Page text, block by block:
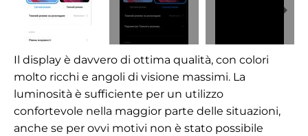
Il display è davvero di ottima qualità, con colori
molto ricchi e angoli di visione massimi. La
luminosità è sufficiente per un utilizzo
confortevole nella maggior parte delle situazioni,
anche se per ovvi motivi non è stato possibile